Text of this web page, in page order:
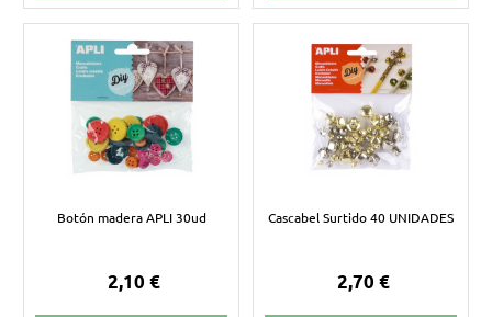
Botón madera APLI 30ud
2,10 €
Cascabel Surtido 40 UNIDADES
2,70 €